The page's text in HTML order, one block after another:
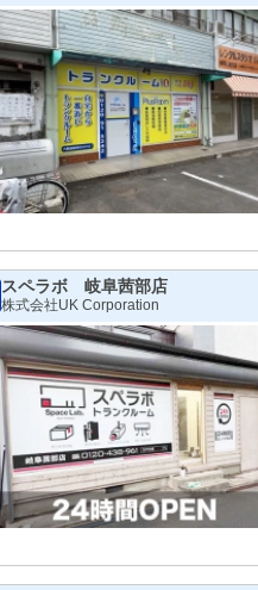
スペラボ 岐阜茜部店
株式会社UK Corporation